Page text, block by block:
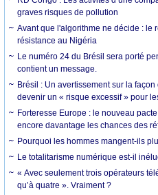
graves risques de pollution
Avant que l'algorithme ne décide : le
résistance au Nigéria
Le numéro 24 du Brésil sera porté
contient un message.
Brésil : Un avertissement sur la
devenir un « risque excessif » pour
Forteresse Europe : le nouveau
encore davantage les chances des
Pourquoi les hommes mangent-ils
Le totalitarisme numérique est-il
« Avec seulement trois opérateurs
qu’à quatre ». Vraiment ?